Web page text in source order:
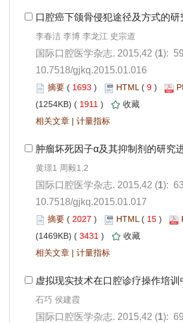
):
10.7518/gjkq.2015.01.016
1693 ) 9 )
1911 )
|
):
10.7518/gjkq.2015.01.017
2027 ) 15 )
3431 )
|
):